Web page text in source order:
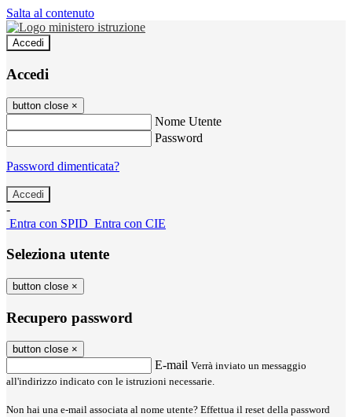
Salta al contenuto
Accedi
Accedi
button close ×
Nome Utente
Password
Password dimenticata?
-
Entra con SPID Entra con CIE
Seleziona utente
button close ×
Recupero password
button close ×
E-mail Verrà inviato un messaggio
all'indirizzo indicato con le istruzioni necessarie.
Non hai una e-mail associata al nome utente? Effettua il reset della password